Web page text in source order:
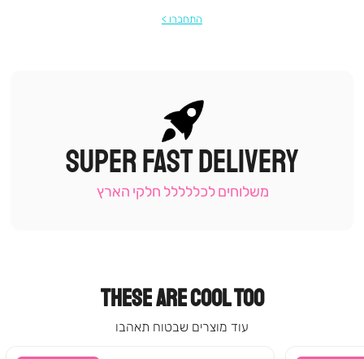
התחברו
|
תומכי
-
SUPER FAST DELIVERY
משלוחים לכללללל חלקי הארץ
THESE ARE COOL TOO
עוד מוצרים שבטוח תאהבו